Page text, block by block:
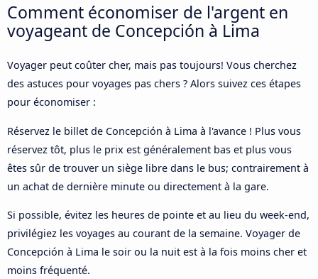
Comment économiser de l'argent en
voyageant de Concepción à Lima
Voyager peut coûter cher, mais pas toujours! Vous cherchez
des astuces pour voyages pas chers ? Alors suivez ces étapes
pour économiser :
Réservez le billet de Concepción à Lima à l'avance ! Plus vous
réservez tôt, plus le prix est généralement bas et plus vous
êtes sûr de trouver un siège libre dans le bus; contrairement à
un achat de dernière minute ou directement à la gare.
Si possible, évitez les heures de pointe et au lieu du week-end,
privilégiez les voyages au courant de la semaine. Voyager de
Concepción à Lima le soir ou la nuit est à la fois moins cher et
moins fréquenté.